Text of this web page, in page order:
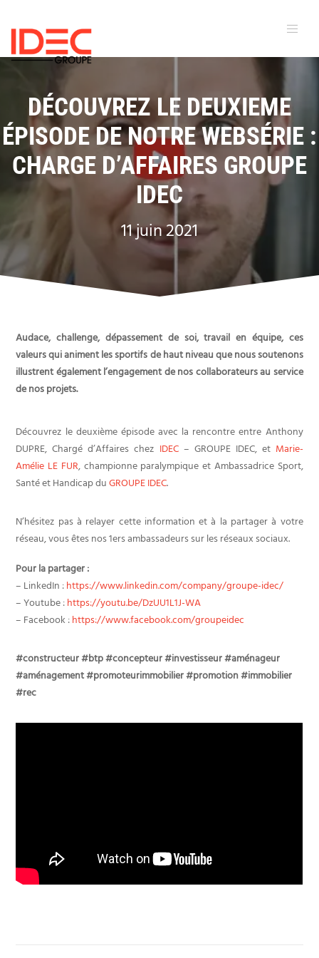
DÉCOUVREZ LE DEUXIEME
ÉPISODE DE NOTRE WEBSÉRIE :
CHARGE D’AFFAIRES GROUPE
IDEC
11 juin 2021
Audace, challenge, dépassement de soi, travail en équipe, ces
valeurs qui animent les sportifs de haut niveau que nous soutenons
illustrent également l’engagement de nos collaborateurs au service
de nos projets.
Découvrez le deuxième épisode avec la rencontre entre Anthony
DUPRE, Chargé d’Affaires chez IDEC– GROUPE IDEC, et Marie-
Amélie LE FUR, championne paralympique et Ambassadrice Sport,
Santé et Handicap duGROUPE IDEC.
N’hésitez pas à relayer cette information et à la partager à votre
réseau, vous êtes nos 1ers ambassadeurs sur les réseaux sociaux.
Pour la partager :
– LinkedIn :https://www.linkedin.com/company/groupe-idec/
– Youtube :https://youtu.be/DzUU1L1J-WA
– Facebook :https://www.facebook.com/groupeidec
#constructeur #btp #concepteur #investisseur #aménageur
#aménagement #promoteurimmobilier #promotion #immobilier
#rec